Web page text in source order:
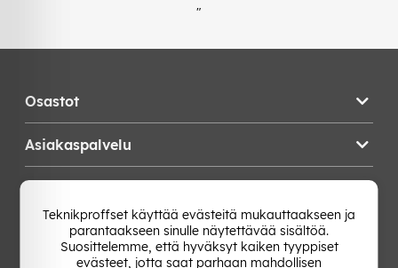
"
Osastot
Asiakaspalvelu
Vaihda Maa
Teknikproffset käyttää evästeitä mukauttaakseen ja
parantaakseen sinulle näytettävää sisältöä.
Suosittelemme, että hyväksyt kaiken tyyppiset
evästeet, jotta saat parhaan mahdollisen